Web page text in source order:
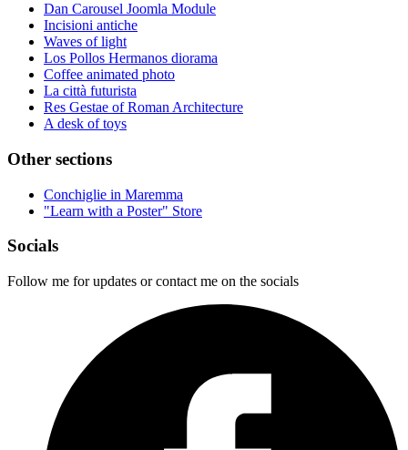
Dan Carousel Joomla Module
Incisioni antiche
Waves of light
Los Pollos Hermanos diorama
Coffee animated photo
La città futurista
Res Gestae of Roman Architecture
A desk of toys
Other sections
Conchiglie in Maremma
"Learn with a Poster" Store
Socials
Follow me for updates or contact me on the socials